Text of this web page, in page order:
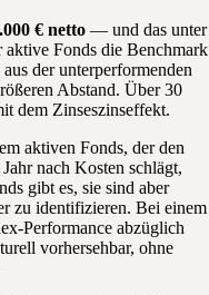
€ netto — und das unter
aktive Fonds die Benchmark
der unterperformenden
Abstand. Über 30
dem Zinseszinseffekt.
aktiven Fonds, der den
nach Kosten schlägt,
gibt es, sie sind aber
zu identifizieren. Bei einem
Performance abzüglich
vorhersehbar, ohne